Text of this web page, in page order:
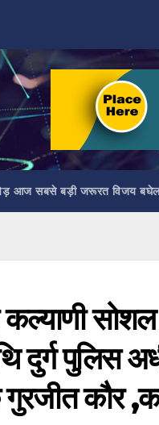
आज सबसे बड़ी जरूरत विजय
कल्याणी
दुर्ग पुलिस
गुरजीत कौर